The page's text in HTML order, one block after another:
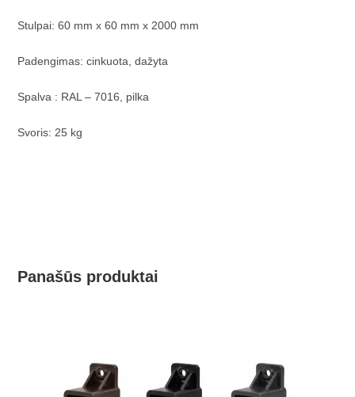
Stulpai: 60 mm x 60 mm x 2000 mm
Padengimas: cinkuota, dažyta
Spalva : RAL – 7016, pilka
Svoris: 25 kg
Panašūs produktai